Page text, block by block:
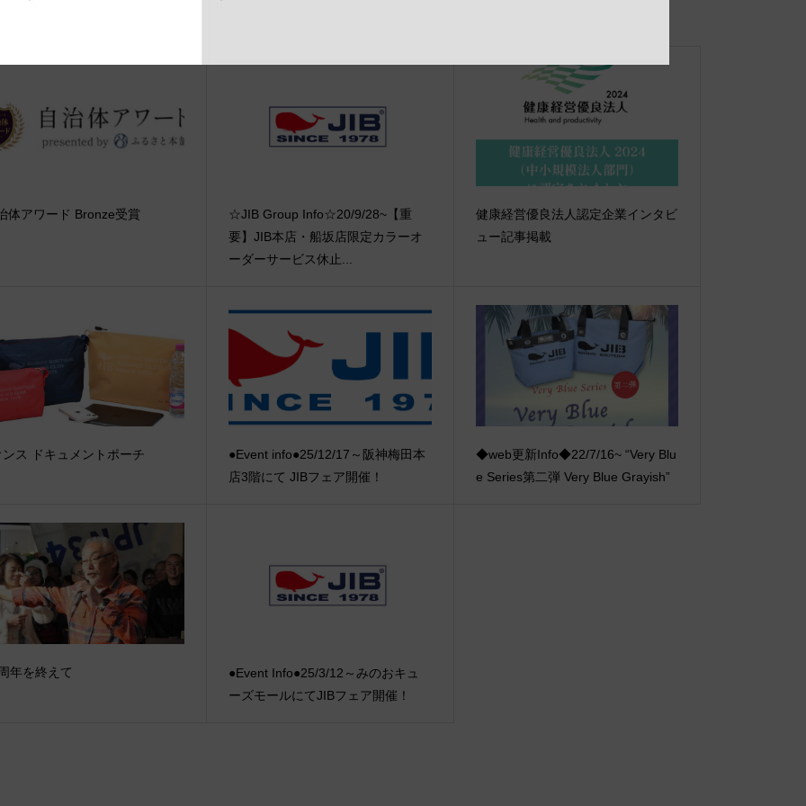
体アワード Bronze受賞
☆JIB Group Info☆20/9/28~【重
要】JIB本店・船坂店限定カラーオ
ーダーサービス休止...
健康経営優良法人認定企業インタビ
ュー記事掲載
ス ドキュメントポーチ
●Event info●25/12/17～阪神梅田本
店3階にて JIBフェア開催！
◆web更新Info◆22/7/16~ “Very Blu
e Series第二弾 Very Blue Grayish”
年を終えて
●Event Info●25/3/12～みのおキュ
ーズモールにてJIBフェア開催！